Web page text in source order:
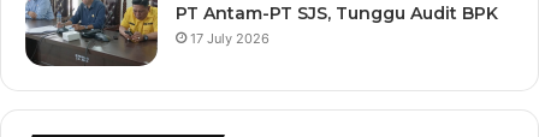
PT Antam-PT SJS, Tunggu Audit BPK
17 July 2026